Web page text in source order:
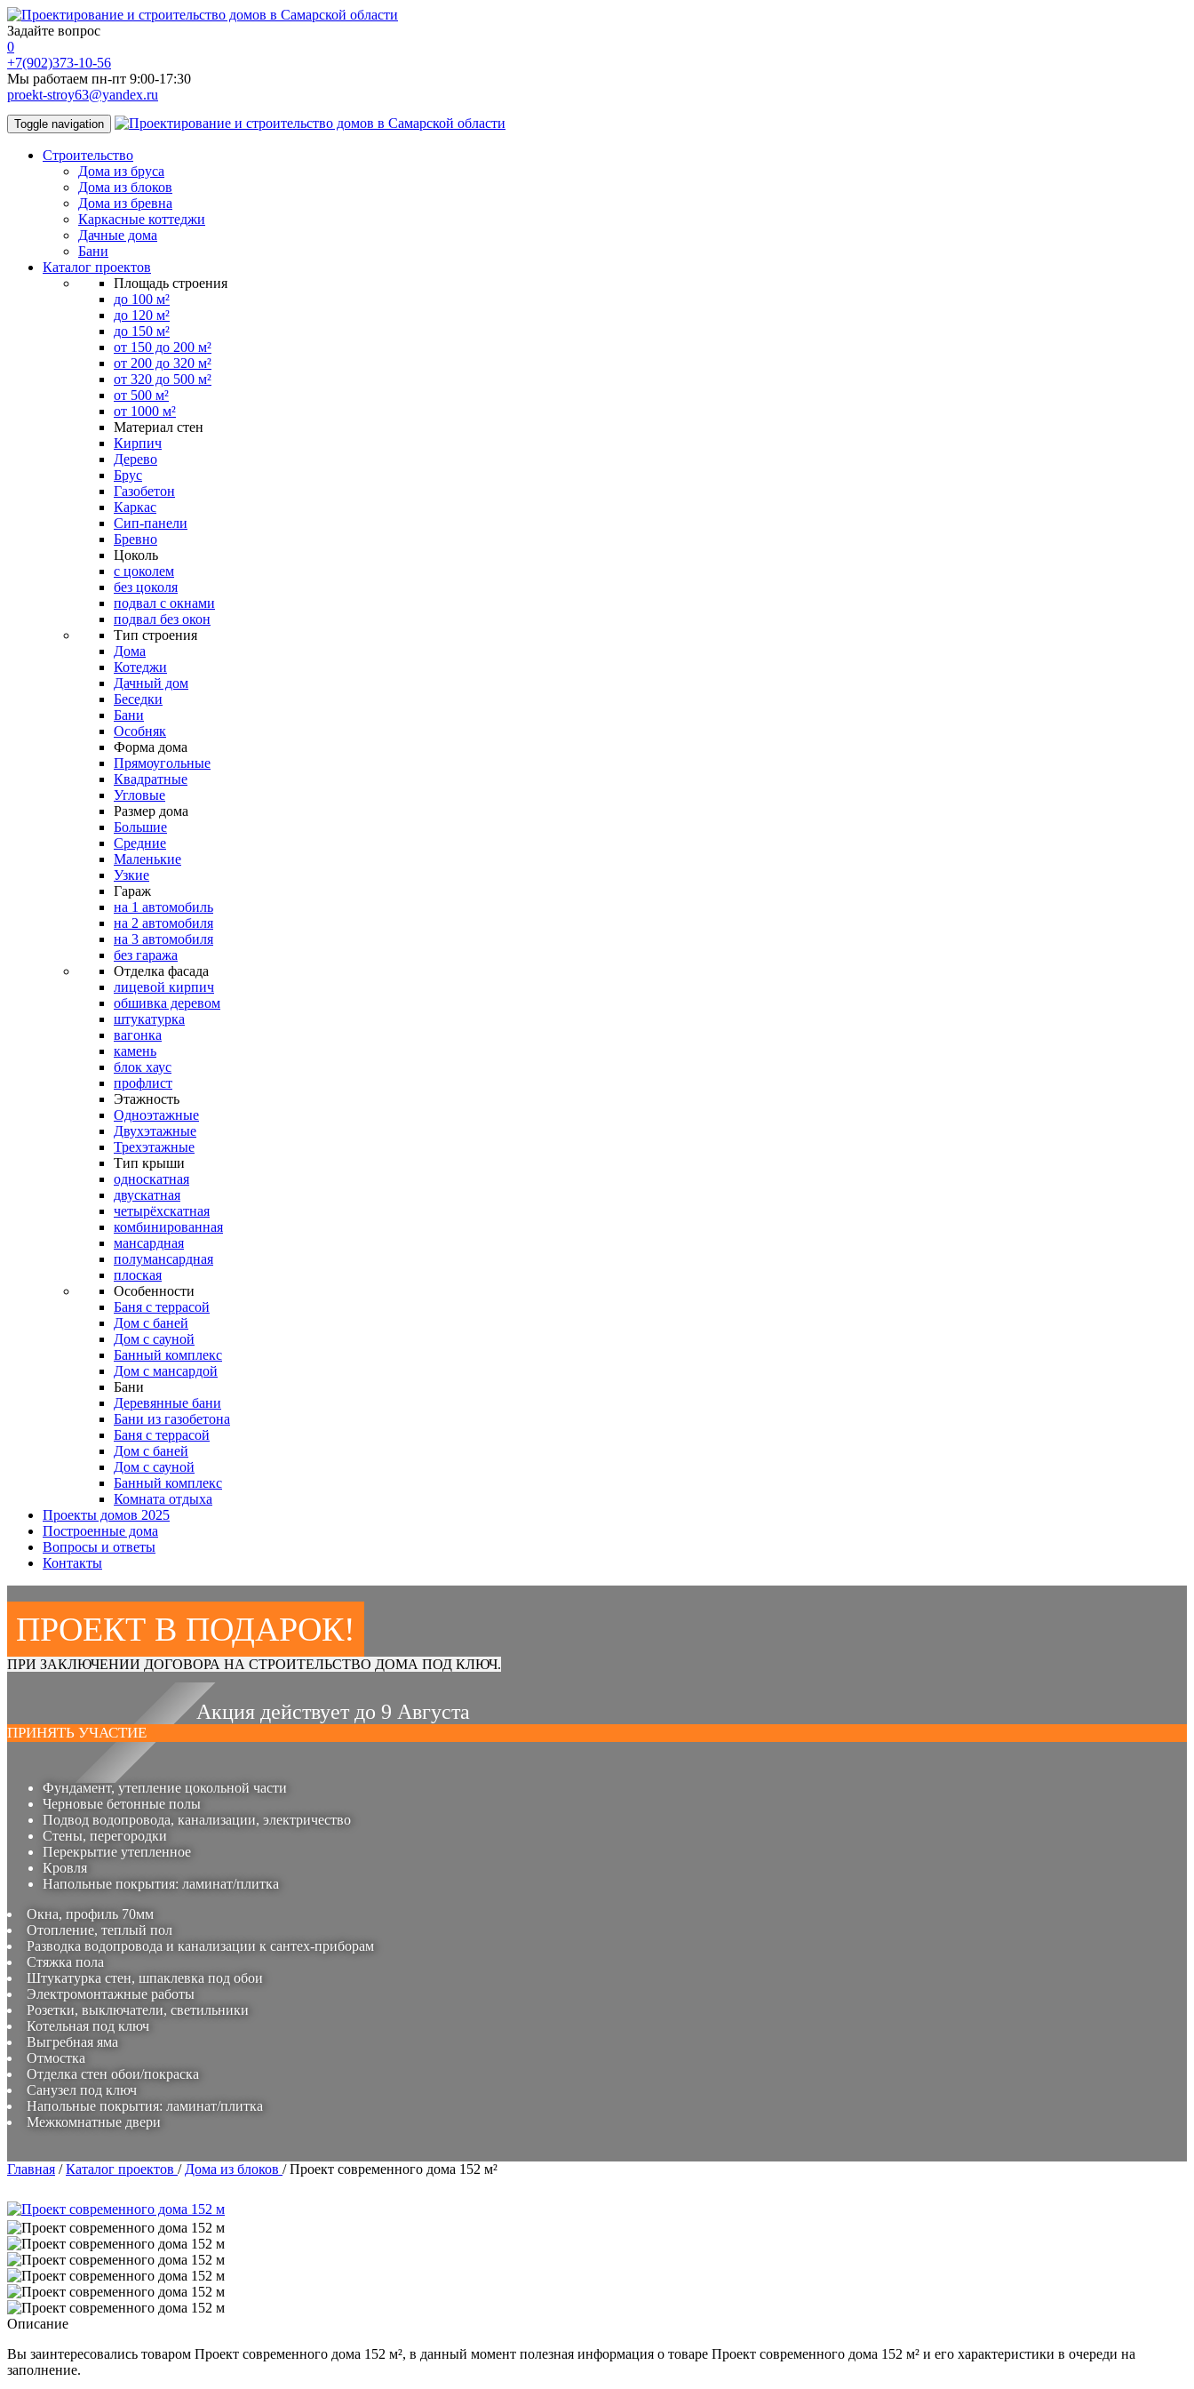
Задайте вопрос
0
+7(902)373-10-56
Мы работаем пн-пт 9:00-17:30
proekt-stroy63@yandex.ru
Toggle navigation
Строительство
Дома из бруса
Дома из блоков
Дома из бревна
Каркасные коттеджи
Дачные дома
Бани
Каталог проектов
Площадь строения
до 100 м²
до 120 м²
до 150 м²
от 150 до 200 м²
от 200 до 320 м²
от 320 до 500 м²
от 500 м²
от 1000 м²
Материал стен
Кирпич
Дерево
Брус
Газобетон
Каркас
Сип-панели
Бревно
Цоколь
с цоколем
без цоколя
подвал с окнами
подвал без окон
Тип строения
Дома
Котеджи
Дачный дом
Беседки
Бани
Особняк
Форма дома
Прямоугольные
Квадратные
Угловые
Размер дома
Большие
Средние
Маленькие
Узкие
Гараж
на 1 автомобиль
на 2 автомобиля
на 3 автомобиля
без гаража
Отделка фасада
лицевой кирпич
обшивка деревом
штукатурка
вагонка
камень
блок хаус
профлист
Этажность
Одноэтажные
Двухэтажные
Трехэтажные
Тип крыши
односкатная
двускатная
четырёхскатная
комбинированная
мансардная
полумансардная
плоская
Особенности
Баня с террасой
Дом с баней
Дом с сауной
Банный комплекс
Дом с мансардой
Бани
Деревянные бани
Бани из газобетона
Баня с террасой
Дом с баней
Дом с сауной
Банный комплекс
Комната отдыха
Проекты домов 2025
Построенные дома
Вопросы и ответы
Контакты
ПРОЕКТ В ПОДАРОК!
ПРИ ЗАКЛЮЧЕНИИ ДОГОВОРА НА СТРОИТЕЛЬСТВО ДОМА ПОД КЛЮЧ.
Акция действует до 9 Августа
ПРИНЯТЬ УЧАСТИЕ
Фундамент, утепление цокольной части
Черновые бетонные полы
Подвод водопровода, канализации, электричество
Стены, перегородки
Перекрытие утепленное
Кровля
Напольные покрытия: ламинат/плитка
Окна, профиль 70мм
Отопление, теплый пол
Разводка водопровода и канализации к сантех-приборам
Стяжка пола
Штукатурка стен, шпаклевка под обои
Электромонтажные работы
Розетки, выключатели, светильники
Котельная под ключ
Выгребная яма
Отмостка
Отделка стен обои/покраска
Санузел под ключ
Напольные покрытия: ламинат/плитка
Межкомнатные двери
Главная /Каталог проектов / Дома из блоков /Проект современного дома 152 м²
Описание
Вы заинтересовались товаром Проект современного дома 152 м², в данный момент полезная информация о товаре Проект современного дома 152 м² и его характеристики в очереди на
заполнение.